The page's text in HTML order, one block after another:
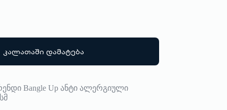
კალათაში დამატება
Bangle Up ანტი ალერგიული